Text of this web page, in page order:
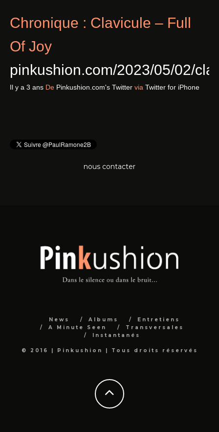
Chronique : Clavicule – Full
Of Joy
pinkushion.com/2023/05/02/
Il y a 3 ans De Pinkushion.com's Twitter via Twitter for iPhone
nous contacter
News Albums
Entretiens
A Minute Seen
Transversales
Instantanés
© 2016 | Pinkushion | Tous droits réservés